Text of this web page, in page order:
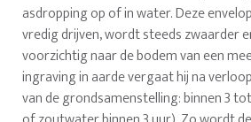
asdropping op of in water. Deze
vredig drijven, wordt steeds zwaarder
voorzichtig naar de bodem van een
ingraving in aarde vergaat hij na
van de grondsamenstelling: binnen 3